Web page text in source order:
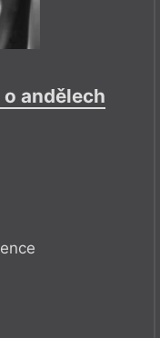
andělech